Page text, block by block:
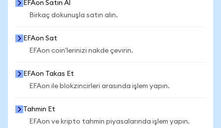
EFAon Satın Al
Birkaç dokunuşla satın alın.
EFAon Sat
EFAon coin'lerinizi nakde çevirin.
EFAon Takas Et
EFAon ile blokzincirleri arasında işlem yapın.
Tahmin Et
EFAon ve kripto tahmin piyasalarında işlem yapın.